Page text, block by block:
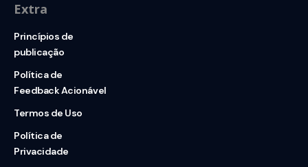
Extra
Princípios de
publicação
Política de
Feedback Acionável
Termos de Uso
Política de
Privacidade